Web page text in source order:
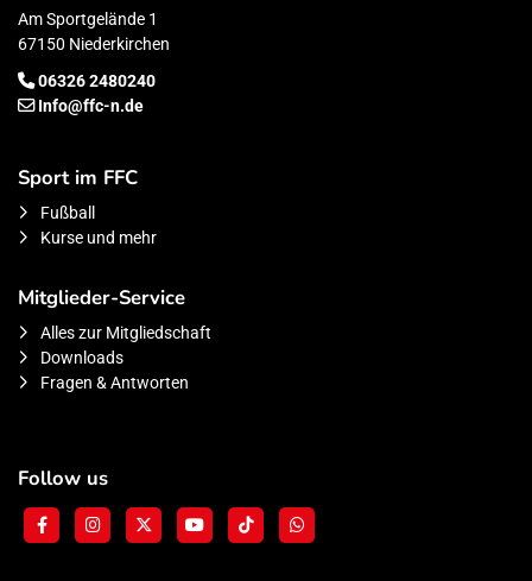
Am Sportgelände 1
67150 Niederkirchen
06326 2480240
Info@ffc-n.de
Sport im FFC
Fußball
Kurse und mehr
Mitglieder-Service
Alles zur Mitgliedschaft
Downloads
Fragen & Antworten
Follow us